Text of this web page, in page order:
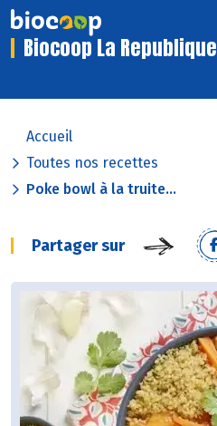
Biocoop La Republique
Accueil
Toutes nos recettes
Poke bowl à la truite...
Partager sur